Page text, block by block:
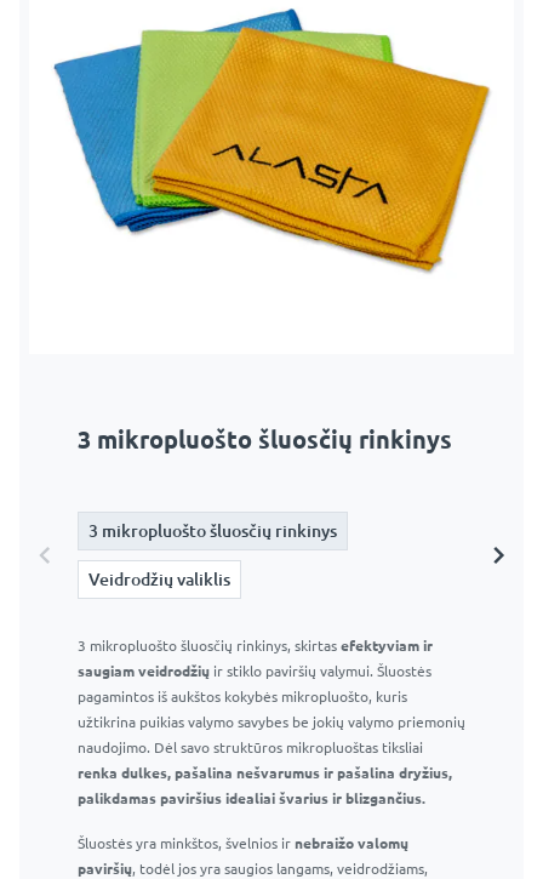
3 mikropluošto šluosčių rinkinys
3 mikropluošto šluosčių rinkinys
Veidrodžių valiklis
3 mikropluošto šluosčių rinkinys, skirtas efektyviam ir
saugiam veidrodžių ir stiklo paviršių valymui. Šluostės
pagamintos iš aukštos kokybės mikropluošto, kuris
užtikrina puikias valymo savybes be jokių valymo priemonių
naudojimo. Dėl savo struktūros mikropluoštas tiksliai
renka dulkes, pašalina nešvarumus ir pašalina dryžius,
palikdamas paviršius idealiai švarius ir blizgančius.
Šluostės yra minkštos, švelnios ir nebraižo valomų
paviršių, todėl jos yra saugios langams, veidrodžiams,
Veidrodžių valiklis
3 mikropluošto šluosčių rinkinys
Veidrodžių valiklis
Langų ir veidrodžių valiklis 295 ml – Profesionalus stiklo
valiklis
Efektyvus purškiklis ir patogus buteliukas
Efektyviai pašalina muilo apnašas, vandens dėmes ir
kitas įprastas vonios kambario dėmes
Nepalieka dryžių ar dėmių
stikliniams paviršiams
Tinka naudoti namuose ir profesionaliai